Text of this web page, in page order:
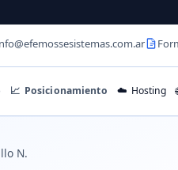
📈 Posicionamiento ☁️ Hosting
N.